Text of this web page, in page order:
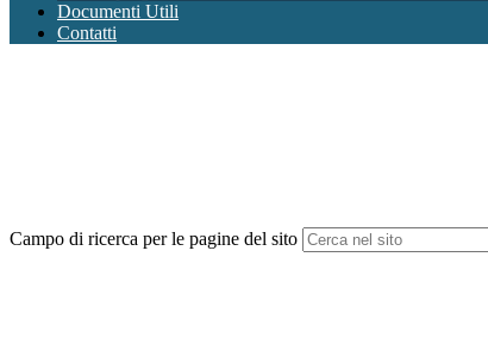
Documenti Utili
Contatti
Campo di ricerca per le pagine del sito